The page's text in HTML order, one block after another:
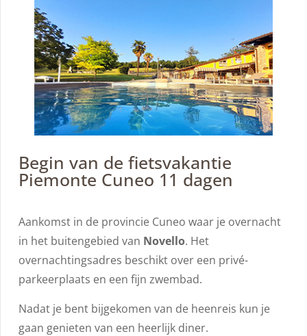
Begin van de fietsvakantie
Piemonte Cuneo 11 dagen
Aankomst in de provincie Cuneo waar je overnacht
in het buitengebied van Novello. Het
overnachtingsadres beschikt over een privé-
parkeerplaats en een fijn zwembad.
Nadat je bent bijgekomen van de heenreis kun je
gaan genieten van een heerlijk diner.